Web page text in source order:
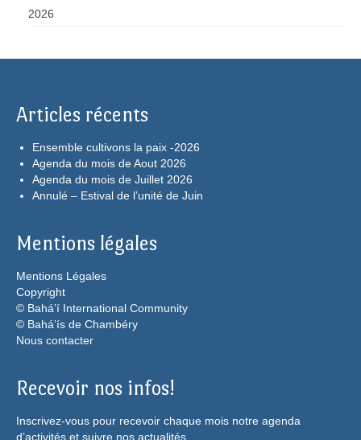
2026
Articles récents
Ensemble cultivons la paix -2026
Agenda du mois de Aout 2026
Agenda du mois de Juillet 2026
Annulé – Estival de l’unité de Juin
Mentions légales
Mentions Légales
Copyright
© Bahá’í International Community
© Bahá’ís de Chambéry
Nous contacter
Recevoir nos infos!
Inscrivez-vous pour recevoir chaque mois notre agenda
d’activités et suivre nos actualités